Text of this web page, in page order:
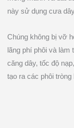
này sử dụng cưa
Chúng không bị vỡ
lãng phí phôi và làm
căng dây, tốc độ
tạo ra các phôi